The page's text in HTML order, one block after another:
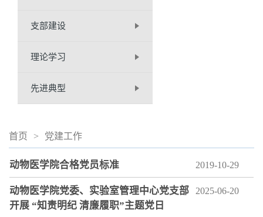
支部建设
理论学习
先进典型
首页 > 党建工作
动物医学院合格党员标准 2019-10-29
动物医学院党委、实验室管理中心党支部
开展 “知责明纪 清廉履职”主题党日
2025-06-20